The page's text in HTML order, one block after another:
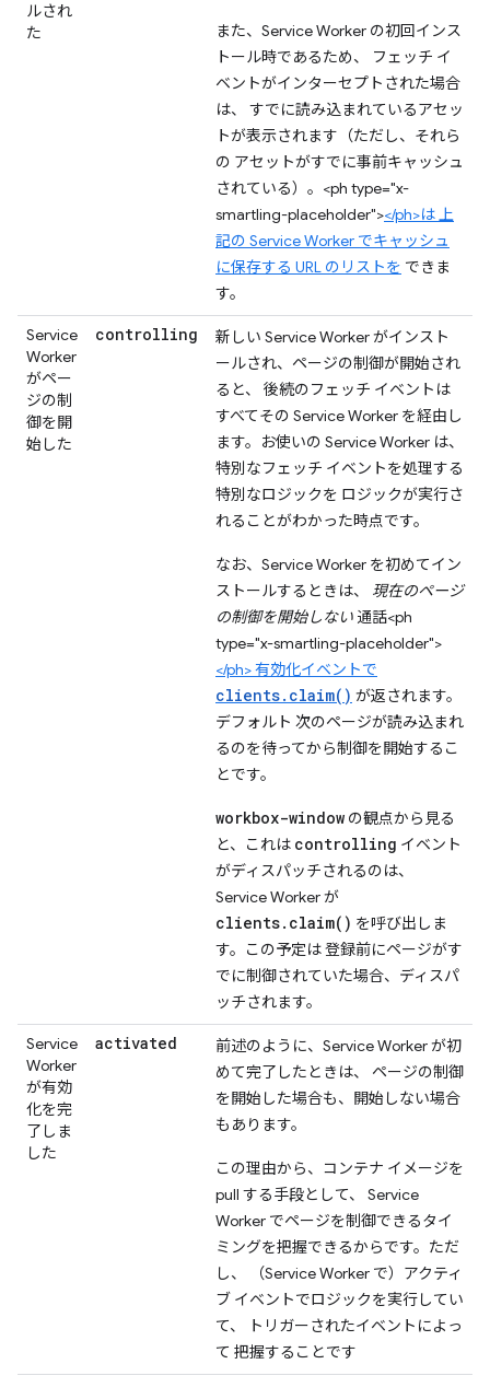
ルされ
た
また、Service Worker の初回インス
トール時であるため、 フェッチ イ
ベントがインターセプトされた場合
は、 すでに読み込まれているアセッ
トが表示されます（ただし、それら
の アセットがすでに事前キャッシュ
されている）。<ph type="x-
smartling-placeholder"></ph>は 上
記の Service Worker でキャッシュ
に保存する URL のリストを できま
す。
Service
Worker
がペー
ジの制
御を開
始した
controlling
新しい Service Worker がインスト
ールされ、ページの制御が開始され
ると、 後続のフェッチ イベントは
すべてその Service Worker を経由し
ます。お使いの Service Worker は、
特別なフェッチ イベントを処理する
特別なロジックを ロジックが実行さ
れることがわかった時点です。
なお、Service Worker を初めてイン
ストールするときは、
現在のページ
の制御を開始しない 通話<ph
type="x-smartling-placeholder">
</ph> 有効化イベントで
clients.claim() が返されます。
デフォルト 次のページが読み込まれ
るのを待ってから制御を開始するこ
とです。
workbox-window の観点から見る
と、これは controlling イベント
がディスパッチされるのは、
Service Worker が
clients.claim() を呼び出しま
す。この予定は 登録前にページがす
でに制御されていた場合、ディスパ
ッチされます。
Service
Worker
が有効
化を完
了しま
した
activated
前述のように、Service Worker が初
めて完了したときは、 ページの制御
を開始した場合も、開始しない場合
もあります。
この理由から、コンテナ イメージを
pull する手段として、 Service
Worker でページを制御できるタイ
ミングを把握できるからです。ただ
し、 （Service Worker で）アクティ
ブ イベントでロジックを実行してい
て、 トリガーされたイベントによっ
て 把握することです